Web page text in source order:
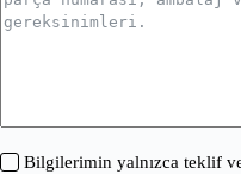
Bilgilerimin yalnızca teklif